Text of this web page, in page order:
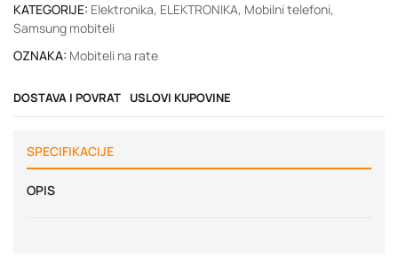
KATEGORIJE: Elektronika, ELEKTRONIKA, Mobilni telefoni,
Samsung mobiteli
OZNAKA: Mobiteli na rate
DOSTAVA I POVRAT USLOVI KUPOVINE
SPECIFIKACIJE
OPIS